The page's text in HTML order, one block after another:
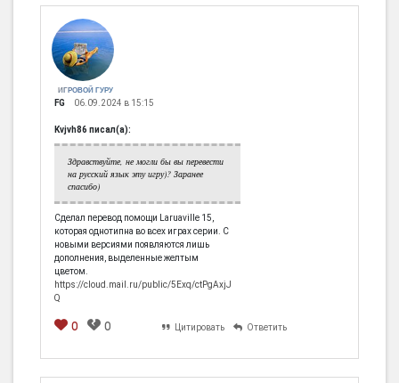
ИГРОВОЙ ГУРУ
FG 06.09.2024 в 15:15
Kvjvh86 писал(а):
Здравствуйте, не могли бы вы перевести
на русский язык эту игру)? Заранее
спасибо)
Сделал перевод помощи Laruaville 15,
которая однотипна во всех играх серии. С
новыми версиями появляются лишь
дополнения, выделенные желтым
цветом.
https://cloud.mail.ru/public/5Exq/ctPgAxjJ
Q
0 0 Цитировать Ответить